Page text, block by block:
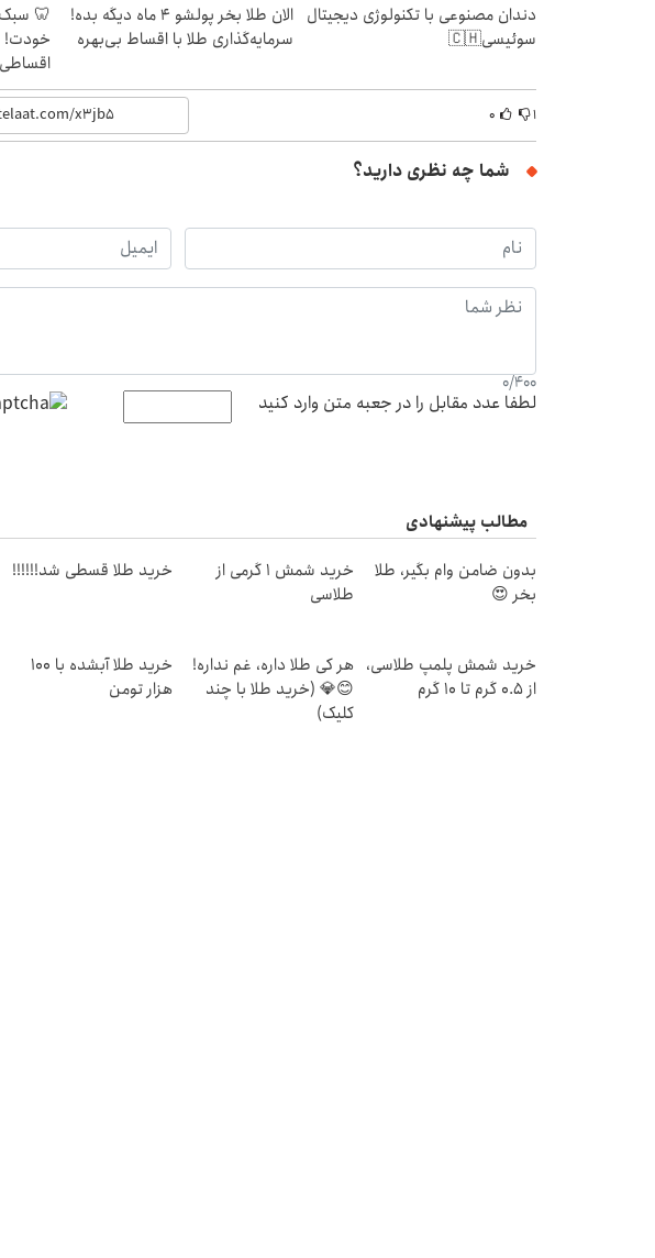
دندان مصنوعی با تکنولوژی دیجیتال
سوئیسی🇨🇭
الان طلا بخر پولشو 4 ماه دیگه بده!
سرمایه‌گذاری طلا با اقساط بی‌بهره
🦷
خودت!
۱ ۰
شما چه نظری دارید؟
0/400
لطفا عدد مقابل را در جعبه متن وارد کنید
مطالب پیشنهادی
بدون ضامن وام بگیر، طلا
بخر 😍
خرید شمش 1 گرمی از
طلاسی
خرید طلا قسطی شد!!!!!!
خرید شمش پلمپ طلاسی،
از ۰.۵ گرم تا ۱۰ گرم
هر کی طلا داره، غم نداره!
😊💎 (خرید طلا با چند
کلیک)
خرید طلا آبشده با 100
هزار تومن